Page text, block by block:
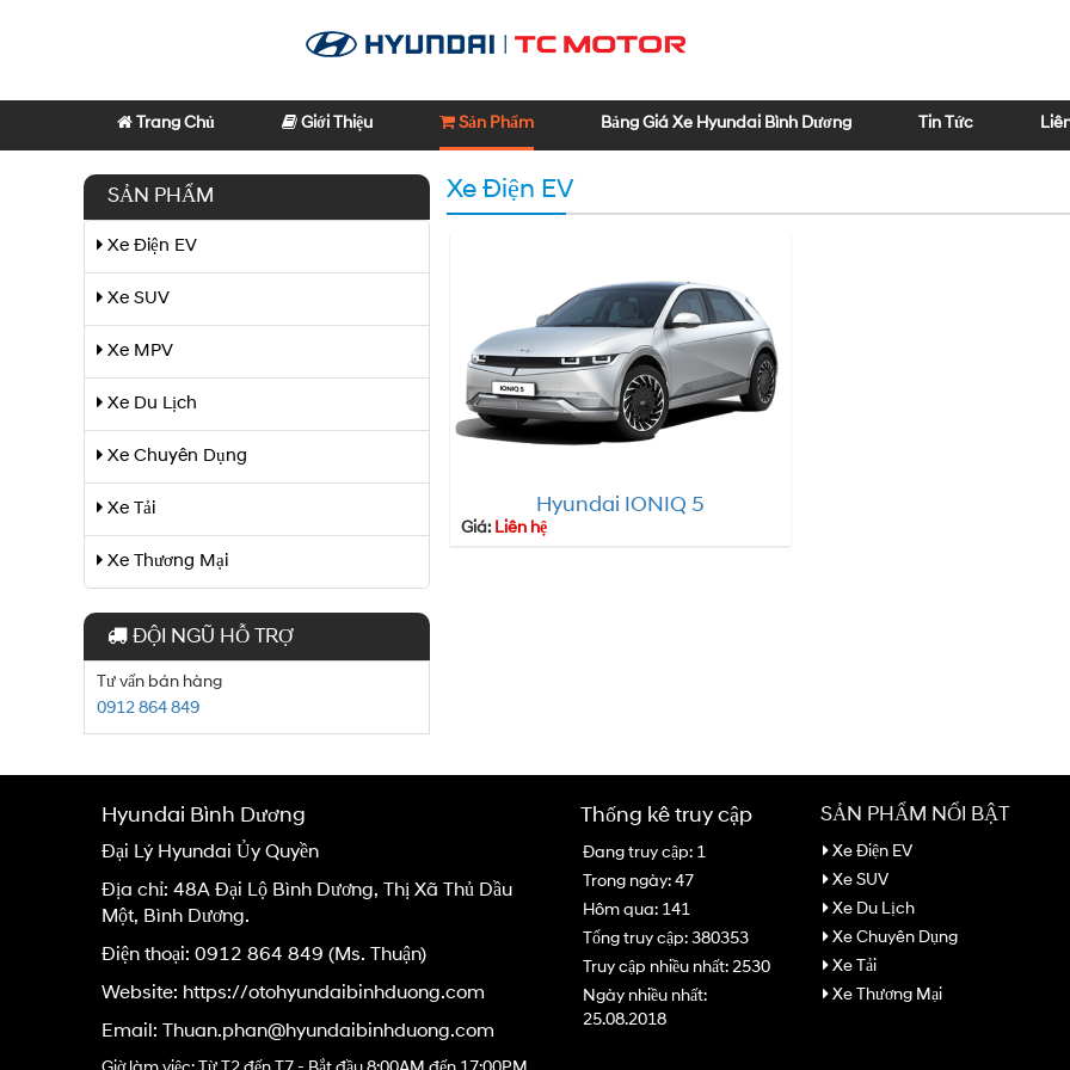
Trang Chủ Giới Thiệu Sản Phẩm Bảng Giá Xe Hyundai Bình Dương Tin Tức
Xe Điện EV
Hyundai IONIQ 5
Giá: Liên hệ
SẢN PHẨM
Xe Điện EV
Xe SUV
Xe MPV
Xe Du Lịch
Xe Chuyên Dụng
Xe Tải
Xe Thương Mại
ĐỘI NGŨ HỖ TRỢ
Tư vấn bán hàng
0912 864 849
Hyundai Bình Dương
Đại Lý Hyundai Ủy Quyền
Địa chỉ: 48A Đại Lộ Bình Dương, Thị Xã Thủ Dầu
Một, Bình Dương.
Điện thoại: 0912 864 849 (Ms. Thuận)
Website: https://otohyundaibinhduong.com
Email:
Thuan.phan@hyundaibinhduong.com
Thống kê truy cập
Đang truy cập: 1
Trong ngày: 47
Hôm qua: 141
Tổng truy cập: 380353
Truy cập nhiều nhất: 2530
Ngày nhiều nhất:
25.08.2018
SẢN PHẨM NỔI BẬT
Xe Điện EV
Xe SUV
Xe Du Lịch
Xe Chuyên Dụng
Xe Tải
Xe Thương Mại